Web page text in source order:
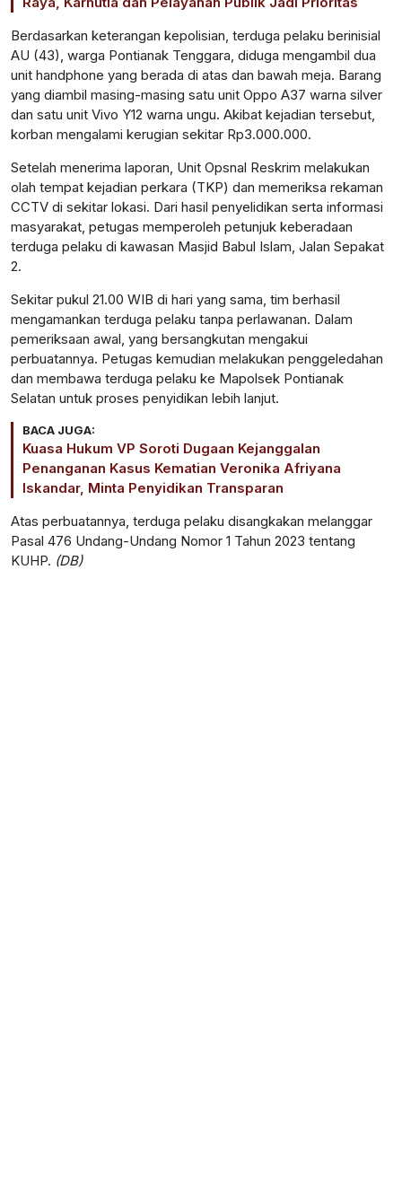
Berdasarkan keterangan kepolisian, terduga pelaku berinisial
AU (43), warga Pontianak Tenggara, diduga mengambil dua
unit handphone yang berada di atas dan bawah meja. Barang
yang diambil masing-masing satu unit Oppo A37 warna silver
dan satu unit Vivo Y12 warna ungu. Akibat kejadian tersebut,
korban mengalami kerugian sekitar Rp3.000.000.
Setelah menerima laporan, Unit Opsnal Reskrim melakukan
olah tempat kejadian perkara (TKP) dan memeriksa rekaman
CCTV di sekitar lokasi. Dari hasil penyelidikan serta informasi
masyarakat, petugas memperoleh petunjuk keberadaan
terduga pelaku di kawasan Masjid Babul Islam, Jalan Sepakat
2.
Sekitar pukul 21.00 WIB di hari yang sama, tim berhasil
mengamankan terduga pelaku tanpa perlawanan. Dalam
pemeriksaan awal, yang bersangkutan mengakui
perbuatannya. Petugas kemudian melakukan penggeledahan
dan membawa terduga pelaku ke Mapolsek Pontianak
Selatan untuk proses penyidikan lebih lanjut.
BACA JUGA:
Kuasa Hukum VP Soroti Dugaan Kejanggalan
Penanganan Kasus Kematian Veronika Afriyana
Iskandar, Minta Penyidikan Transparan
Atas perbuatannya, terduga pelaku disangkakan melanggar
Pasal 476 Undang-Undang Nomor 1 Tahun 2023 tentang
KUHP. (DB)